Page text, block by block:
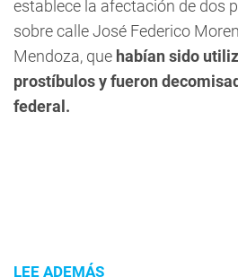
establece la afectación de dos
sobre calle José Federico
Mendoza, que habían sido
prostíbulos y fueron
federal.
LEE ADEMÁS